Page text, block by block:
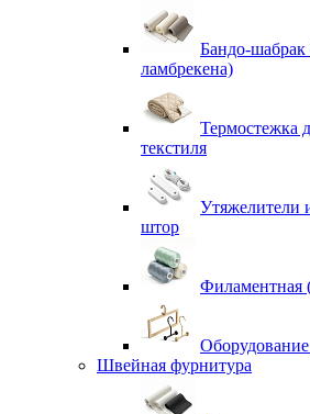
Бандо-шабрак
ламбрекена)
Термостежка
текстиля
Утяжелители
штор
Филаментная
Швейная фурнитура